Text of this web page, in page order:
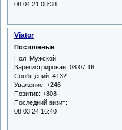
08.04.21 08:38
Viator
Постоянные
Пол: Мужской
Зарегистрирован: 08.07.16
Сообщений: 4132
Уважение: +246
Позитив: +808
Последний визит:
08.03.24 16:40